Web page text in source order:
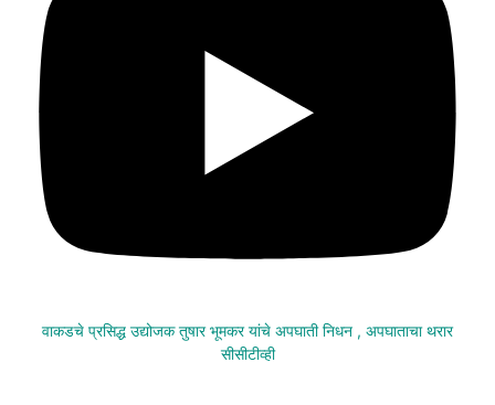
वाकडचे प्रसिद्ध उद्योजक तुषार भूमकर यांचे अपघाती निधन , अपघाताचा थरार
सीसीटीव्ही